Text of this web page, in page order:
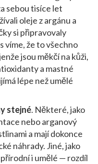
sebou tisíce let
oleje z argánu a
si připravovaly
víme, že to všechno
jsou měkčí na kůži,
a mastné
lépe než umělé
stejné. Některé, jako
nebo arganový
a mají dokonce
náhrady. Jiné, jako
i umělé — rozdíl